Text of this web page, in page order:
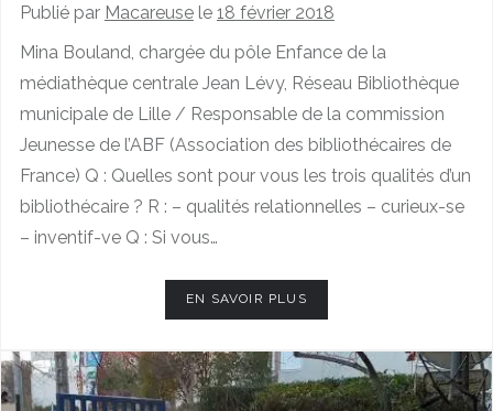
Publié par Macareusele 18 février 2018
Mina Bouland, chargée du pôle Enfance de la
médiathèque centrale Jean Lévy, Réseau Bibliothèque
municipale de Lille / Responsable de la commission
Jeunesse de l’ABF (Association des bibliothécaires de
France) Q : Quelles sont pour vous les trois qualités d’un
bibliothécaire ? R : – qualités relationnelles – curieux-se
– inventif-ve Q : Si vous…
EN SAVOIR PLUS